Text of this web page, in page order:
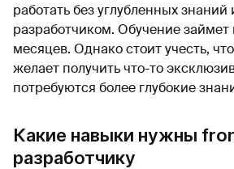
работать без углубленных знаний
разработчиком. Обучение займет
месяцев. Однако стоит учесть,
желает получить что-то
потребуются более глубокие
Какие навыки нужны
разработчику